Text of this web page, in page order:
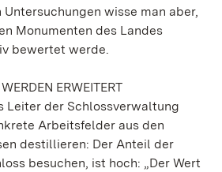
Untersuchungen wisse man aber,
Monumenten des Landes
bewertet werde.
ERWEITERT
Leiter der Schlossverwaltung
Arbeitsfelder aus den
destillieren: Der Anteil der
besuchen, ist hoch: „Der Wert